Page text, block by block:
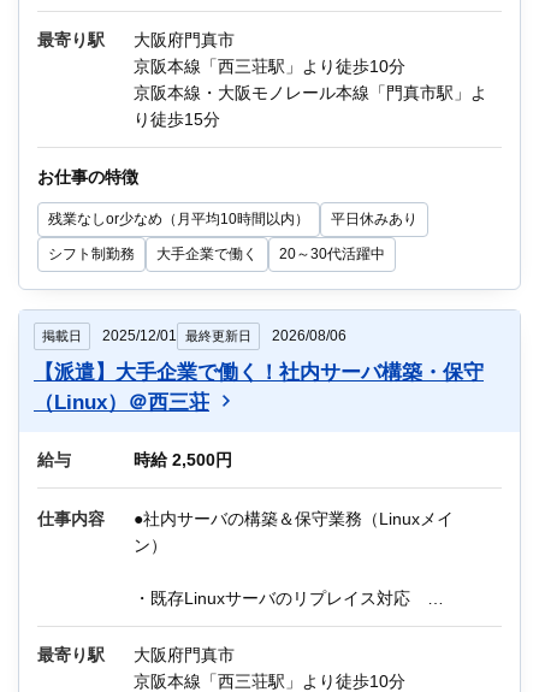
・バックアップ
・外観ランプ、動作確認
・手順書、マニュアル、報告書等の作成
環境：Windows Server、Linux Server、仮想
迷っている方も、まずはお気軽にご相談くださ
い！
最寄り駅
大阪府門真市
京阪本線「西三荘駅」より徒歩10分
京阪本線・大阪モノレール本線「門真市駅」よ
り徒歩15分
お仕事の特徴
残業なしor少なめ（月平均10時間以内） 平日休みあり
シフト制勤務 大手企業で働く 20～30代活躍中
掲載日 2025/12/01 最終更新日 2026/08/06
【派遣】大手企業で働く！社内サーバ構築・保守
（Linux）＠西三荘
給与 時給 2,500円
仕事内容
●社内サーバの構築＆保守業務（Linuxメイ
ン）
・既存Linuxサーバのリプレイス対応
・サーバ構築（手順書をもとに実施）
・ネットワーク環境設定
・運用保守
最寄り駅
大阪府門真市
京阪本線「西三荘駅」より徒歩10分